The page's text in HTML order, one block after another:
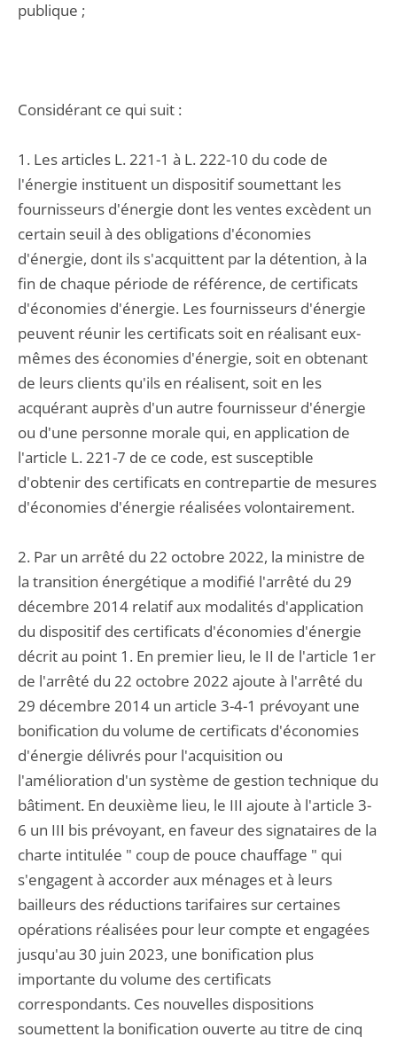
publique ;
Considérant ce qui suit :
1. Les articles L. 221-1 à L. 222-10 du code de
l'énergie instituent un dispositif soumettant les
fournisseurs d'énergie dont les ventes excèdent un
certain seuil à des obligations d'économies
d'énergie, dont ils s'acquittent par la détention, à la
fin de chaque période de référence, de certificats
d'économies d'énergie. Les fournisseurs d'énergie
peuvent réunir les certificats soit en réalisant eux-
mêmes des économies d'énergie, soit en obtenant
de leurs clients qu'ils en réalisent, soit en les
acquérant auprès d'un autre fournisseur d'énergie
ou d'une personne morale qui, en application de
l'article L. 221-7 de ce code, est susceptible
d'obtenir des certificats en contrepartie de mesures
d'économies d'énergie réalisées volontairement.
2. Par un arrêté du 22 octobre 2022, la ministre de
la transition énergétique a modifié l'arrêté du 29
décembre 2014 relatif aux modalités d'application
du dispositif des certificats d'économies d'énergie
décrit au point 1. En premier lieu, le II de l'article 1er
de l'arrêté du 22 octobre 2022 ajoute à l'arrêté du
29 décembre 2014 un article 3-4-1 prévoyant une
bonification du volume de certificats d'économies
d'énergie délivrés pour l'acquisition ou
l'amélioration d'un système de gestion technique du
bâtiment. En deuxième lieu, le III ajoute à l'article 3-
6 un III bis prévoyant, en faveur des signataires de la
charte intitulée " coup de pouce chauffage " qui
s'engagent à accorder aux ménages et à leurs
bailleurs des réductions tarifaires sur certaines
opérations réalisées pour leur compte et engagées
jusqu'au 30 juin 2023, une bonification plus
importante du volume des certificats
correspondants. Ces nouvelles dispositions
soumettent la bonification ouverte au titre de cinq